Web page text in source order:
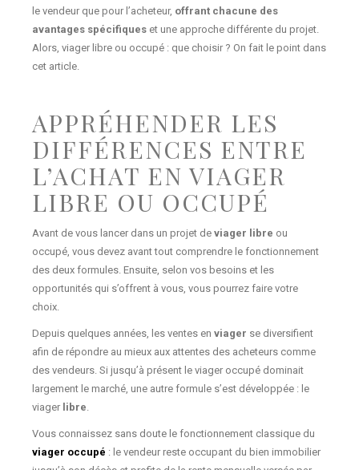
le vendeur que pour l’acheteur, offrant chacune des
avantages spécifiques et une approche différente du projet.
Alors, viager libre ou occupé : que choisir ? On fait le point dans
cet article.
APPRÉHENDER LES
DIFFÉRENCES ENTRE
L’ACHAT EN VIAGER
LIBRE OU OCCUPÉ
Avant de vous lancer dans un projet deviager libre ou
occupé, vous devez avant tout comprendre le fonctionnement
des deux formules. Ensuite, selon vos besoins et les
opportunités qui s’offrent à vous, vous pourrez faire votre
choix.
Depuis quelques années, les ventes enviager se diversifient
afin de répondre au mieux aux attentes des acheteurs comme
des vendeurs. Si jusqu’à présent le viager occupé dominait
largement le marché, une autre formule s’est développée : le
viager libre.
Vous connaissez sans doute le fonctionnement classique du
viager occupé : le vendeur reste occupant du bien immobilier